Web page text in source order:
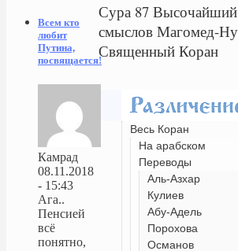
Сура 87
смыслов Магомед-
Священный Коран
Весь Коран
На арабском
Переводы
Аль-Азхар
Кулиев
Абу-Адель
Порохова
Османов
Всем кто
любит
Путина,
посвящается!
Камрад
08.11.2018
- 15:43
Ага..
Пенсией
всё
понятно,